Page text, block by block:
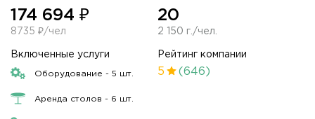
174 694 ₽
8735 ₽/чел
20
2 150 г./чел.
Включенные услуги
Оборудование - 5 шт.
Аренда столов - 6 шт.
Рейтинг компании
5 (646)